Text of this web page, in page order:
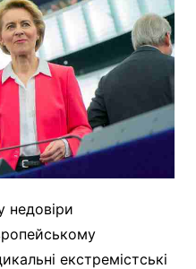
недовіри
екстремістські